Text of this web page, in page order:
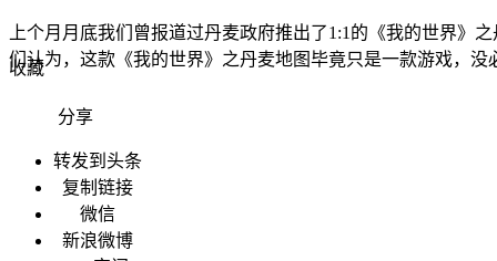
收藏
分享
转发到头条
复制链接
微信
新浪微博
上个月月底我们曾报道过丹麦政府推出了1:1的《我的世界》
们认为，这款《我的世界》之丹麦地图毕竟只是一款游戏，没